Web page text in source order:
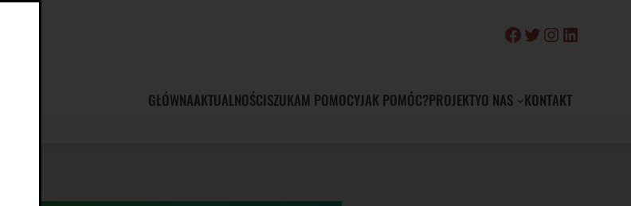
Facebook
Twitter
Instagram
LinkedIn
GŁÓWNAAKTUALNOŚCISZUKAM POMOCYJAK POMÓC?PROJEKTYO NAS KONTAKT